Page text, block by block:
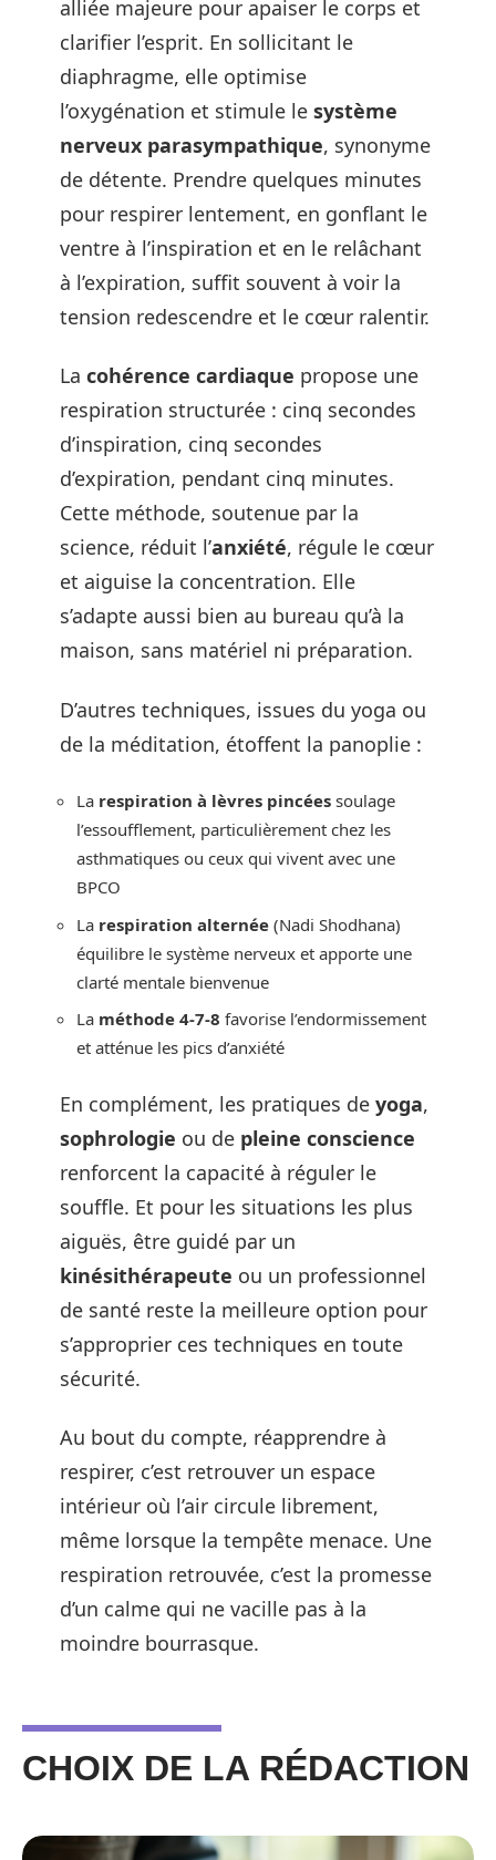
alliée majeure pour apaiser le corps et
clarifier l’esprit. En sollicitant le
diaphragme, elle optimise
l’oxygénation et stimule le système
nerveux parasympathique, synonyme
de détente. Prendre quelques minutes
pour respirer lentement, en gonflant le
ventre à l’inspiration et en le relâchant
à l’expiration, suffit souvent à voir la
tension redescendre et le cœur ralentir.
La cohérence cardiaque propose une
respiration structurée : cinq secondes
d’inspiration, cinq secondes
d’expiration, pendant cinq minutes.
Cette méthode, soutenue par la
science, réduit l’anxiété, régule le cœur
et aiguise la concentration. Elle
s’adapte aussi bien au bureau qu’à la
maison, sans matériel ni préparation.
D’autres techniques, issues du yoga ou
de la méditation, étoffent la panoplie :
La respiration à lèvres pincées soulage
l’essoufflement, particulièrement chez les
asthmatiques ou ceux qui vivent avec une
BPCO
La respiration alternée (Nadi Shodhana)
équilibre le système nerveux et apporte une
clarté mentale bienvenue
La méthode 4-7-8 favorise l’endormissement
et atténue les pics d’anxiété
En complément, les pratiques de yoga,
sophrologie ou de pleine conscience
renforcent la capacité à réguler le
souffle. Et pour les situations les plus
aiguës, être guidé par un
kinésithérapeute ou un professionnel
de santé reste la meilleure option pour
s’approprier ces techniques en toute
sécurité.
Au bout du compte, réapprendre à
respirer, c’est retrouver un espace
intérieur où l’air circule librement,
même lorsque la tempête menace. Une
respiration retrouvée, c’est la promesse
d’un calme qui ne vacille pas à la
moindre bourrasque.
CHOIX DE LA RÉDACTION